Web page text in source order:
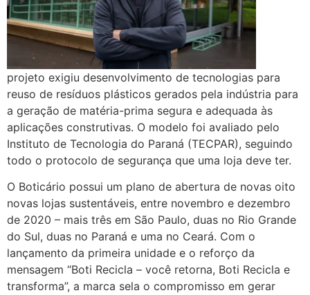
projeto exigiu desenvolvimento de tecnologias para
reuso de resíduos plásticos gerados pela indústria para
a geração de matéria-prima segura e adequada às
aplicações construtivas. O modelo foi avaliado pelo
Instituto de Tecnologia do Paraná (TECPAR), seguindo
todo o protocolo de segurança que uma loja deve ter.
O Boticário possui um plano de abertura de novas oito
novas lojas sustentáveis, entre novembro e dezembro
de 2020 – mais três em São Paulo, duas no Rio Grande
do Sul, duas no Paraná e uma no Ceará. Com o
lançamento da primeira unidade e o reforço da
mensagem “Boti Recicla – você retorna, Boti Recicla e
transforma”, a marca sela o compromisso em gerar